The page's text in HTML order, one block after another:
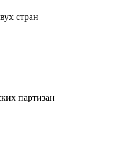
стран
партизан